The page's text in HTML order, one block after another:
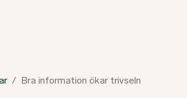
Bra information ökar trivseln